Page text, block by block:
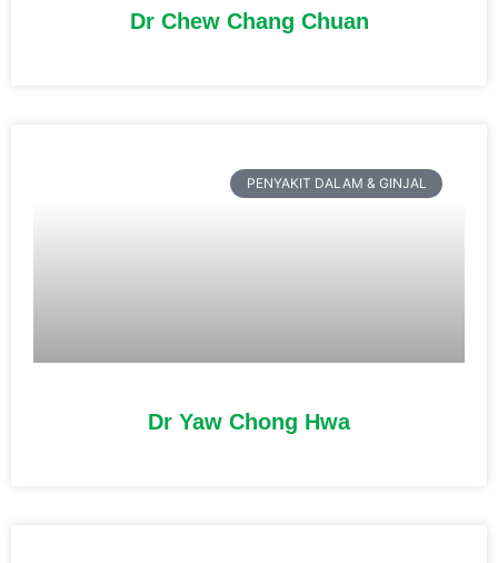
Dr Chew Chang Chuan
PENYAKIT DALAM & GINJAL
Dr Yaw Chong Hwa